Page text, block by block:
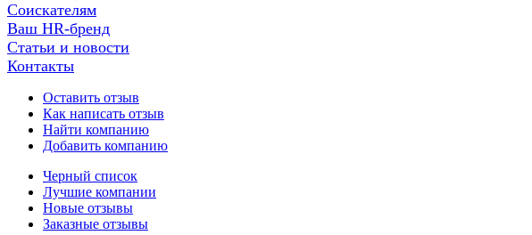
Соискателям
Ваш HR-бренд
Статьи и новости
Контакты
Оставить отзыв
Как написать отзыв
Найти компанию
Добавить компанию
Черный список
Лучшие компании
Новые отзывы
Заказные отзывы